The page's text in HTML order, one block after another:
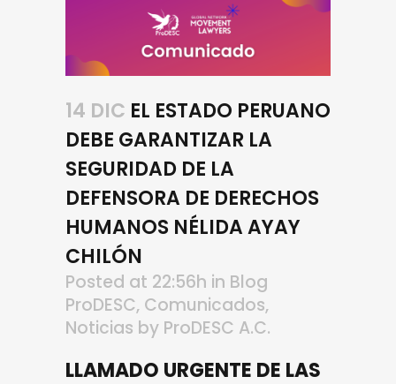
14 DIC EL ESTADO PERUANO
DEBE GARANTIZAR LA
SEGURIDAD DE LA
DEFENSORA DE DERECHOS
HUMANOS NÉLIDA AYAY
CHILÓN
Posted at 22:56h in Blog
ProDESC, Comunicados,
Noticias by ProDESC A.C.
LLAMADO URGENTE DE LAS